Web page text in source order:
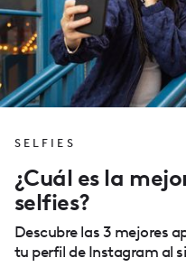
SELFIES
¿Cuál es la
selfies?
Descubre las 3 mejores
tu perfil de Instagram al